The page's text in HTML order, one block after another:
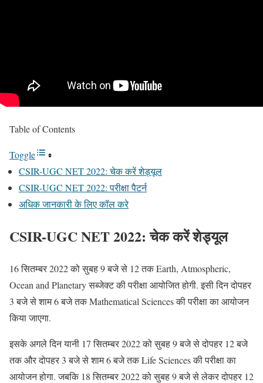
Table of Contents
Toggle
CSIR-UGC NET 2022: चेक करें शेड्यूल
CSIR-UGC NET 2022: परीक्षा पैटर्न
अधिक जानकारी के लिए कॉल करे
CSIR-UGC NET 2022: चेक करें शेड्यूल
16 सितम्बर 2022 को सुबह 9 बजे से 12 तक Earth, Atmospheric,
Ocean and Planetary सब्जेक्ट की परीक्षा आयोजित होगी. इसी दिन दोपहर
3 बजे से शाम 6 बजे तक Mathematical Sciences की परीक्षा का आयोजन
किया जाएगा.
इसके अगले दिन यानी 17 सितम्बर 2022 को सुबह 9 बजे से दोपहर 12 बजे
तक और दोपहर 3 बजे से शाम 6 बजे तक Life Sciences की परीक्षा का
आयोजन होगा. जबकि 18 सितम्बर 2022 को सुबह 9 बजे से लेकर दोपहर 12